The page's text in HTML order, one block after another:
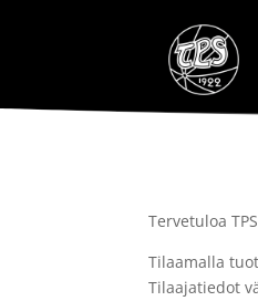
Tervetuloa
Tilaamalla
Tilaajatiedot